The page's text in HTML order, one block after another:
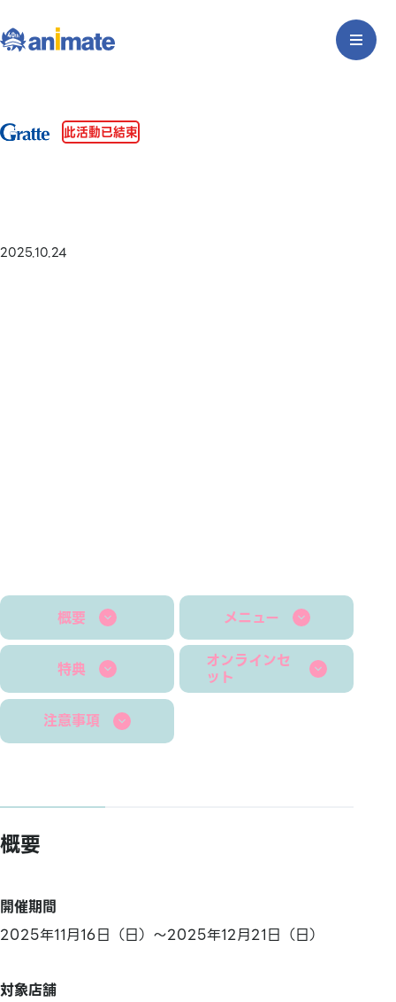
此活動已結束
2025.10.24
概要 メニュー
特典 オンラインセ
ット
注意事項
概要
開催期間
2025年11月16日（日）～2025年12月21日（日）
対象店舗